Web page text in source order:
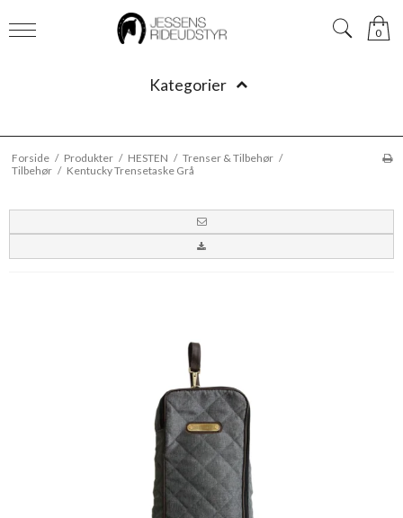
0
Kategorier
Forside / Produkter / HESTEN / Trenser & Tilbehør /
Tilbehør / Kentucky Trensetaske Grå